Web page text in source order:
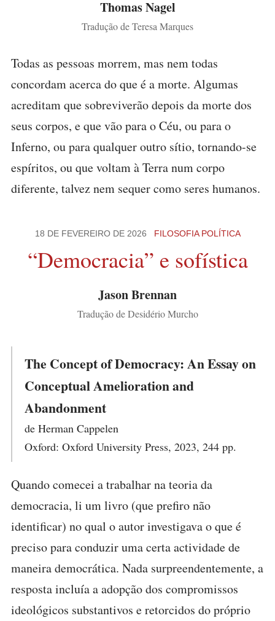
Thomas Nagel
Tradução de Teresa Marques
Todas as pessoas morrem, mas nem todas
concordam acerca do que é a morte. Algumas
acreditam que sobreviverão depois da morte dos
seus corpos, e que vão para o Céu, ou para o
Inferno, ou para qualquer outro sítio, tornando-se
espíritos, ou que voltam à Terra num corpo
diferente, talvez nem sequer como seres humanos.
18 DE FEVEREIRO DE 2026 FILOSOFIA POLÍTICA
“Democracia” e sofística
Jason Brennan
Tradução de Desidério Murcho
The Concept of Democracy: An Essay on
Conceptual Amelioration and
Abandonment
de Herman Cappelen
Oxford: Oxford University Press, 2023, 244 pp.
Quando comecei a trabalhar na teoria da
democracia, li um livro (que prefiro não
identificar) no qual o autor investigava o que é
preciso para conduzir uma certa actividade de
maneira democrática. Nada surpreendentemente, a
resposta incluía a adopção dos compromissos
ideológicos substantivos e retorcidos do próprio